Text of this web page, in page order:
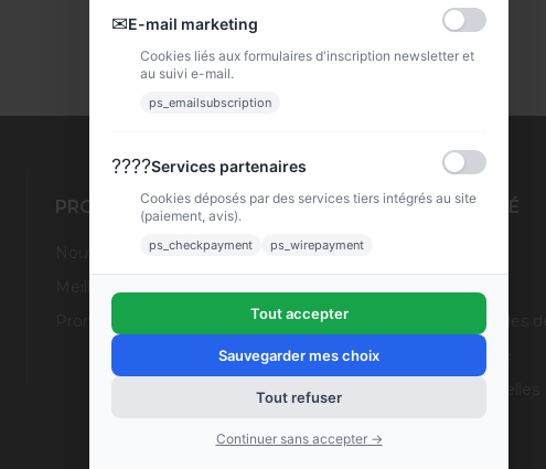
PRODUITS
Nouveaux produits
NOTRE SOCIÉTÉ
Paiement sécurisé
✉E-mail marketing
Cookies liés aux formulaires d'inscription newsletter et
au suivi e-mail.
ps_emailsubscription
????Services partenaires
Cookies déposés par des services tiers intégrés au site
(paiement, avis).
ps_checkpayment ps_wirepayment
Tout accepter
Sauvegarder mes choix
Tout refuser
Continuer sans accepter →